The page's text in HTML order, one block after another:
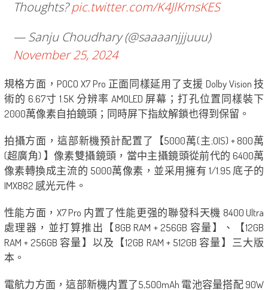
Thoughts?pic.twitter.com/K4JlKmsKES
— Sanju Choudhary (@saaaanjjjuuu)
November 25, 2024
規格方面，POCO X7 Pro 正面同樣延用了支援 Dolby Vision 技
術的 6.67寸 1.5K 分辨率 AMOLED 屏幕；打孔位置同樣裝下
2000萬像素自拍鏡頭；同時屏下指紋解鎖也得到保留。
拍攝方面，這部新機預計配置了【5000萬(主;OIS) + 800萬
(超廣角) 】像素雙攝鏡頭，當中主攝鏡頭從前代的 6400萬
像素轉換成主流的 5000萬像素，並采用擁有 1/1.95 底子的
IMX882 感光元件。
性能方面，X7 Pro 内置了性能更强的聯發科天機 8400 Ultra
處理器，並打算推出【8GB RAM + 256GB 容量】、【12GB
RAM + 256GB 容量】以及【12GB RAM + 512GB 容量】三大版
本。
電航力方面，這部新機内置了5,500mAh 電池容量搭配 90W